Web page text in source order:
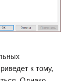
к тому,